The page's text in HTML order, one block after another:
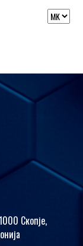
Скопје,